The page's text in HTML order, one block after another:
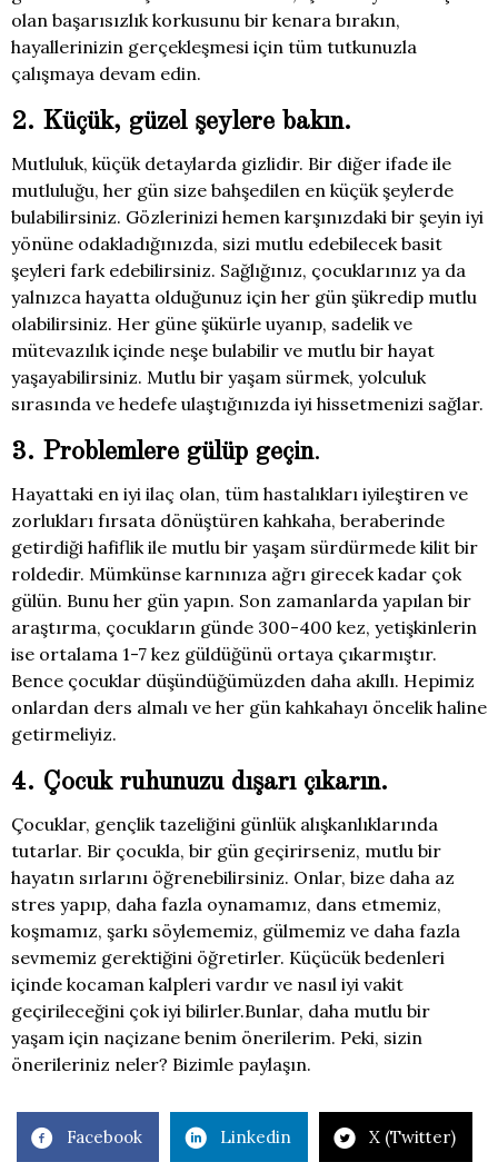
olan başarısızlık korkusunu bir kenara bırakın,
hayallerinizin gerçekleşmesi için tüm tutkunuzla
çalışmaya devam edin.
2. Küçük, güzel şeylere bakın.
Mutluluk, küçük detaylarda gizlidir. Bir diğer ifade ile
mutluluğu, her gün size bahşedilen en küçük şeylerde
bulabilirsiniz. Gözlerinizi hemen karşınızdaki bir şeyin iyi
yönüne odakladığınızda, sizi mutlu edebilecek basit
şeyleri fark edebilirsiniz. Sağlığınız, çocuklarınız ya da
yalnızca hayatta olduğunuz için her gün şükredip mutlu
olabilirsiniz. Her güne şükürle uyanıp, sadelik ve
mütevazılık içinde neşe bulabilir ve mutlu bir hayat
yaşayabilirsiniz. Mutlu bir yaşam sürmek, yolculuk
sırasında ve hedefe ulaştığınızda iyi hissetmenizi sağlar.
3. Problemlere gülüp geçin.
Hayattaki en iyi ilaç olan, tüm hastalıkları iyileştiren ve
zorlukları fırsata dönüştüren kahkaha, beraberinde
getirdiği hafiflik ile mutlu bir yaşam sürdürmede kilit bir
roldedir. Mümkünse karnınıza ağrı girecek kadar çok
gülün. Bunu her gün yapın. Son zamanlarda yapılan bir
araştırma, çocukların günde 300-400 kez, yetişkinlerin
ise ortalama 1-7 kez güldüğünü ortaya çıkarmıştır.
Bence çocuklar düşündüğümüzden daha akıllı. Hepimiz
onlardan ders almalı ve her gün kahkahayı öncelik haline
getirmeliyiz.
4. Çocuk ruhunuzu dışarı çıkarın.
Çocuklar, gençlik tazeliğini günlük alışkanlıklarında
tutarlar. Bir çocukla, bir gün geçirirseniz, mutlu bir
hayatın sırlarını öğrenebilirsiniz. Onlar, bize daha az
stres yapıp, daha fazla oynamamız, dans etmemiz,
koşmamız, şarkı söylememiz, gülmemiz ve daha fazla
sevmemiz gerektiğini öğretirler. Küçücük bedenleri
içinde kocaman kalpleri vardır ve nasıl iyi vakit
geçirileceğini çok iyi bilirler.Bunlar, daha mutlu bir
yaşam için naçizane benim önerilerim. Peki, sizin
önerileriniz neler? Bizimle paylaşın.
Facebook Linkedin X (Twitter)